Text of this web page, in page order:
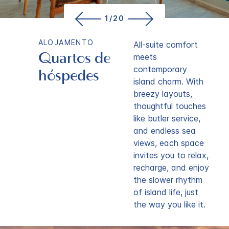
1/20
ALOJAMENTO
Quartos de
hóspedes
All-suite comfort
meets
contemporary
island charm. With
breezy layouts,
thoughtful touches
like butler service,
and endless sea
views, each space
invites you to relax,
recharge, and enjoy
the slower rhythm
of island life, just
the way you like it.